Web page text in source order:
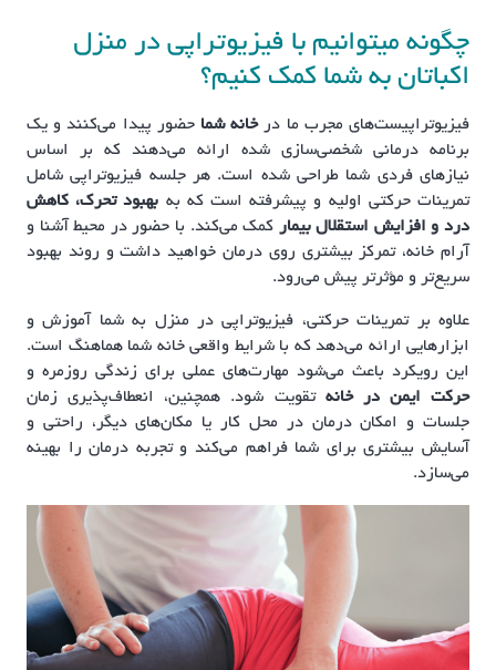
چگونه میتوانیم با فیزیوتراپی در منزل
اکباتان به شما کمک کنیم؟
فیزیوتراپیست‌های مجرب ما درخانه شما حضور پیدا می‌کنند و یک
برنامه درمانی شخصی‌سازی شده ارائه می‌دهند که بر اساس
نیازهای فردی شما طراحی شده است. هر جلسه فیزیوتراپی شامل
تمرینات حرکتی اولیه و پیشرفته است که به بهبود تحرک، کاهش
درد و افزایش استقلال بیمار کمک می‌کند. با حضور در محیط آشنا و
آرام خانه، تمرکز بیشتری روی درمان خواهید داشت و روند بهبود
سریع‌تر و مؤثرتر پیش می‌رود.
علاوه بر تمرینات حرکتی، فیزیوتراپی در منزل به شما آموزش و
ابزارهایی ارائه می‌دهد که با شرایط واقعی خانه شما هماهنگ است.
این رویکرد باعث می‌شود مهارت‌های عملی برای زندگی روزمره و
حرکت ایمن در خانه تقویت شود. همچنین، انعطاف‌پذیری زمان
جلسات و امکان درمان در محل کار یا مکان‌های دیگر، راحتی و
آسایش بیشتری برای شما فراهم می‌کند و تجربه درمان را بهینه
می‌سازد.